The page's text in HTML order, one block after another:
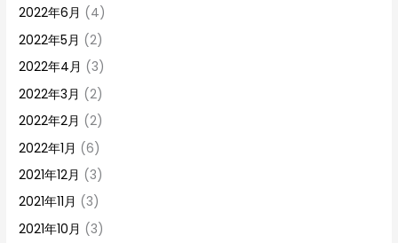
2022年6月 (4)
2022年5月 (2)
2022年4月 (3)
2022年3月 (2)
2022年2月 (2)
2022年1月 (6)
2021年12月 (3)
2021年11月 (3)
2021年10月 (3)